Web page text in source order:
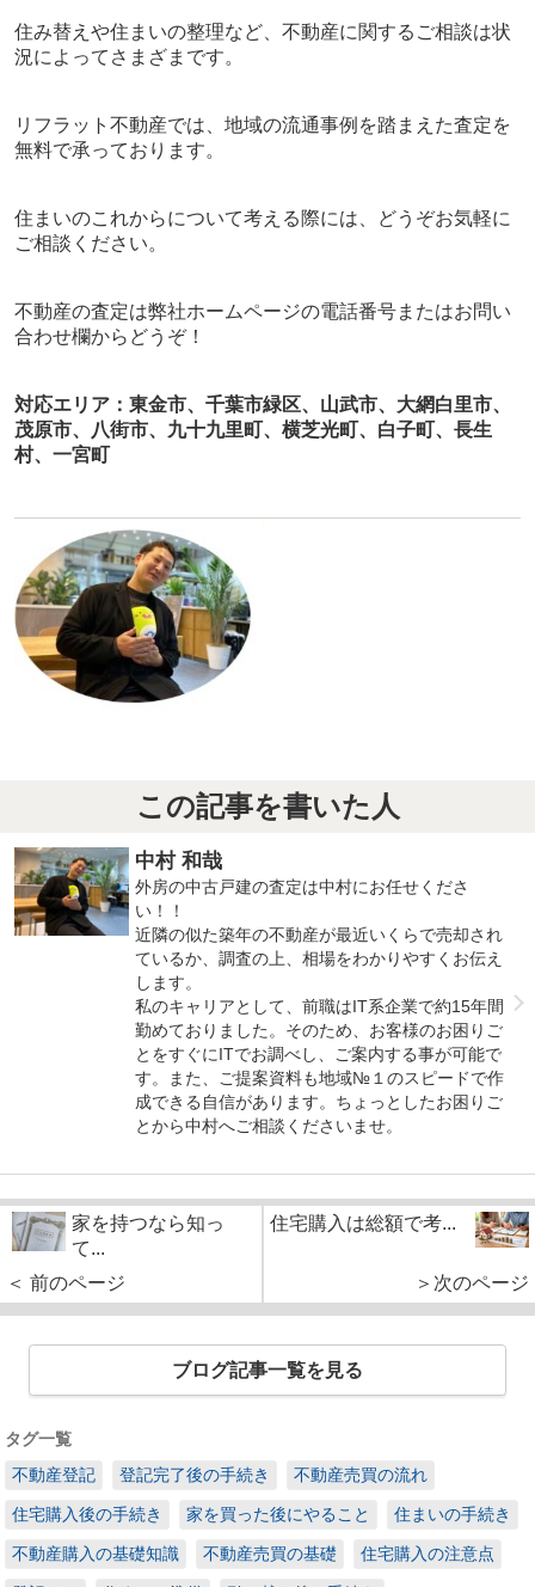
住み替えや住まいの整理など、不動産に関するご相談は状
況によってさまざまです。
リフラット不動産では、地域の流通事例を踏まえた査定を
無料で承っております。
住まいのこれからについて考える際には、
どうぞお気軽に
ご相談ください。
不動産の査定は弊社ホームページの電話番号またはお問い
合わせ欄から どうぞ！
対応エリア：東金市、千葉市緑区、山武市、大網白里市、
茂原市、八街市、九十九里町、横芝光町、白子町、長生
村、一宮町
この記事を書いた人
中村 和哉
外房の中古戸建の査定は中村にお任せくださ
い！！
近隣の似た築年の不動産が最近いくらで売却され
ているか、調査の上、相場をわかりやすくお伝え
します。
私のキャリアとして、前職はIT系企業で約15年間
勤めておりました。そのため、お客様のお困りご
とをすぐにITでお調べし、ご案内する事が可能で
す。また、ご提案資料も地域№１のスピードで作
成できる自信があります。ちょっとしたお困りご
とから中村へご相談くださいませ。
家を持つなら知っ
て...
＜ 前のページ
住宅購入は総額で考...
＞次のページ
ブログ記事一覧を見る
タグ一覧
不動産登記
登記完了後の手続き 不動産売買の流れ
住宅購入後の手続き 家を買った後にやること 住まいの手続き
不動産購入の基礎知識 不動産売買の基礎 住宅購入の注意点